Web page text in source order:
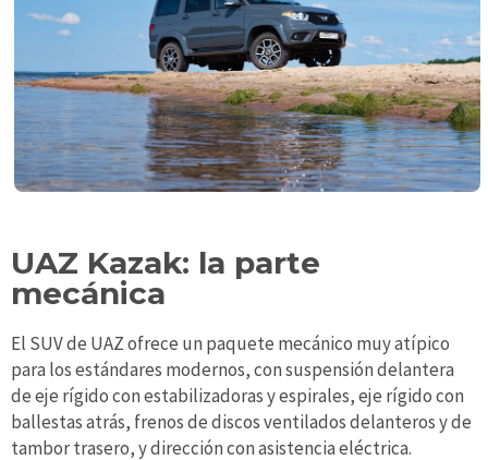
UAZ Kazak: la parte
mecánica
El SUV de UAZ ofrece un paquete mecánico muy atípico
para los estándares modernos, con suspensión delantera
de eje rígido con estabilizadoras y espirales, eje rígido con
ballestas atrás, frenos de discos ventilados delanteros y de
tambor trasero, y dirección con asistencia eléctrica.